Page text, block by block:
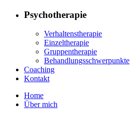
Psychotherapie
Verhaltenstherapie
Einzeltherapie
Gruppentherapie
Behandlungsschwerpunkte
Coaching
Kontakt
Home
Über mich